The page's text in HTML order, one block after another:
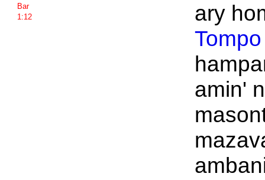
Bar
1:12
ary
Tompo
amin'